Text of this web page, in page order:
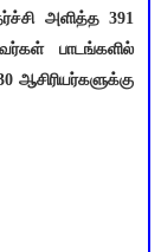
அளித்த 391
பாடங்களில்
ஆசிரியர்களுக்கு